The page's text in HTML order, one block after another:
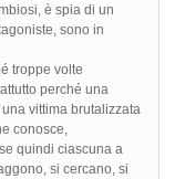
è spia di un
sono in
troppe volte
perché una
vittima brutalizzata
conosce,
quindi ciascuna a
si cercano, si